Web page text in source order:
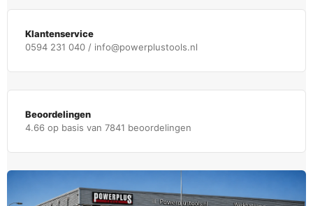
Klantenservice
0594 231 040 / info@powerplustools.nl
Beoordelingen
4.66 op basis van 7841 beoordelingen